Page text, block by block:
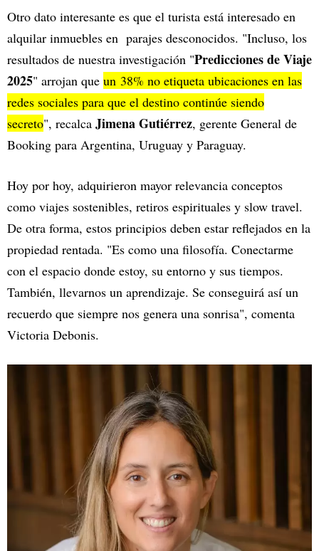
Otro dato interesante es que el turista está interesado en
alquilar inmuebles en parajes desconocidos. "Incluso, los
resultados de nuestra investigación "Predicciones de Viaje
2025" arrojan que un 38% no etiqueta ubicaciones en las
redes sociales para que el destino continúe siendo
secreto", recalca Jimena Gutiérrez, gerente General de
Booking para Argentina, Uruguay y Paraguay.
Hoy por hoy, adquirieron mayor relevancia conceptos
como viajes sostenibles, retiros espirituales y slow travel.
De otra forma, estos principios deben estar reflejados en la
propiedad rentada. "Es como una filosofía. Conectarme
con el espacio donde estoy, su entorno y sus tiempos.
También, llevarnos un aprendizaje. Se conseguirá así un
recuerdo que siempre nos genera una sonrisa", comenta
Victoria Debonis.